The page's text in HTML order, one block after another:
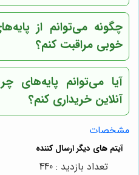
چگونه می‌توانم از
خوبی مراقبت کنم؟
آیا می‌توانم
آنلاین خریداری کنم؟
مشخصات
تعداد بازدید : 440